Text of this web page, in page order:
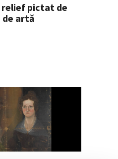
relief pictat de
de artă